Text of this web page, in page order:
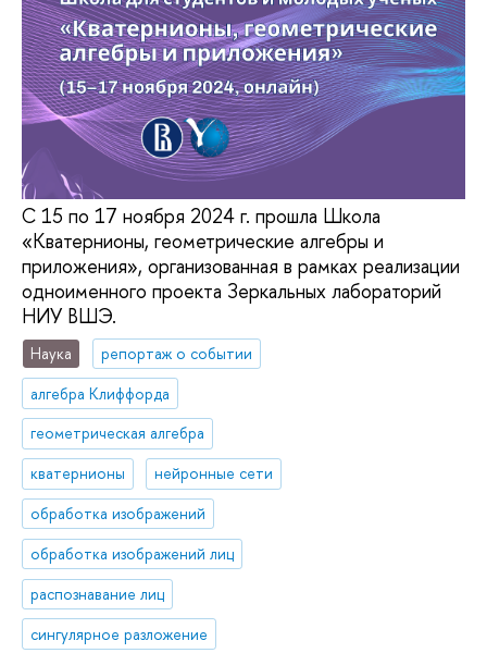
С 15 по 17 ноября 2024 г. прошла Школа
«Кватернионы, геометрические алгебры и
приложения», организованная в рамках реализации
одноименного проекта Зеркальных лабораторий
НИУ ВШЭ.
Наука
репортаж о событии
алгебра Клиффорда
геометрическая алгебра
кватернионы
нейронные сети
обработка изображений
обработка изображений лиц
распознавание лиц
сингулярное разложение